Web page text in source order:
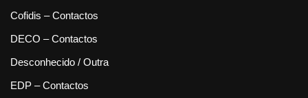
Cofidis – Contactos
DECO – Contactos
Desconhecido / Outra
EDP – Contactos